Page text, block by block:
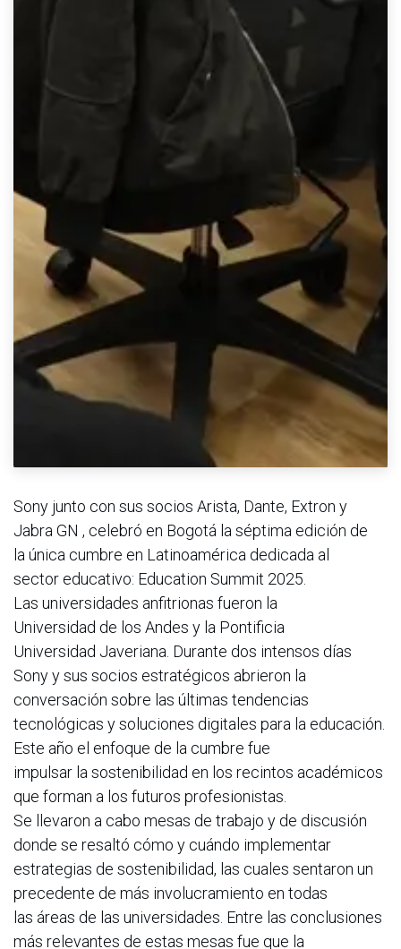
Sony junto con sus socios Arista, Dante, Extron y
Jabra GN , celebró en Bogotá la séptima edición de
la única cumbre en Latinoamérica dedicada al
sector educativo: Education Summit 2025.
Las universidades anfitrionas fueron la
Universidad de los Andes y la Pontificia
Universidad Javeriana. Durante dos intensos días
Sony y sus socios estratégicos abrieron la
conversación sobre las últimas tendencias
tecnológicas y soluciones digitales para la educación.
Este año el enfoque de la cumbre fue
impulsar la sostenibilidad en los recintos académicos
que forman a los futuros profesionistas.
Se llevaron a cabo mesas de trabajo y de discusión
donde se resaltó cómo y cuándo implementar
estrategias de sostenibilidad, las cuales sentaron un
precedente de más involucramiento en todas
las áreas de las universidades. Entre las conclusiones
más relevantes de estas mesas fue que la